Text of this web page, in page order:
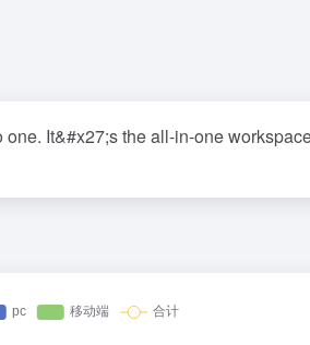
It&#x27;s the all-in-one